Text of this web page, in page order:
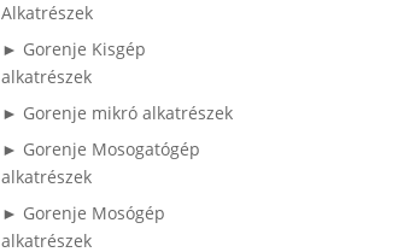
Alkatrészek
► Gorenje Kisgép
alkatrészek
► Gorenje mikró alkatrészek
► Gorenje Mosogatógép
alkatrészek
► Gorenje Mosógép
alkatrészek